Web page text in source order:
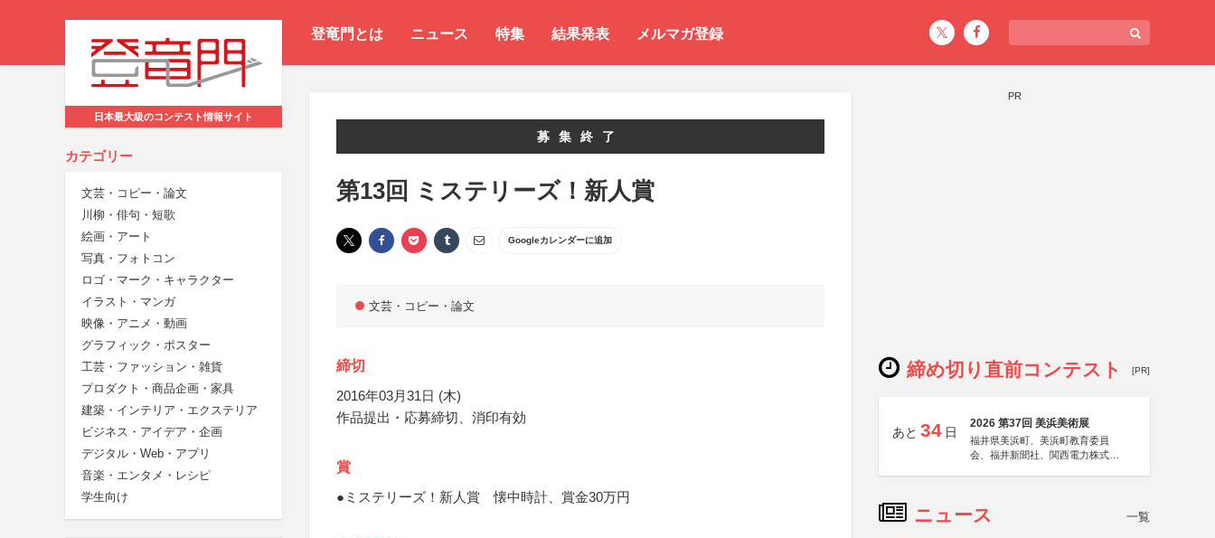
登竜門とは ニュース 特集 結果発表 メルマガ登録
日本最大級のコンテスト情報サイト
カテゴリー
文芸・コピー・論文
川柳・俳句・短歌
絵画・アート
写真・フォトコン
ロゴ・マーク・キャラクター
イラスト・マンガ
映像・アニメ・動画
グラフィック・ポスター
工芸・ファッション・雑貨
プロダクト・商品企画・家具
建築・インテリア・エクステリア
ビジネス・アイデア・企画
デジタル・Web・アプリ
音楽・エンタメ・レシピ
学生向け
募集終了
第13回 ミステリーズ！新人賞
Googleカレンダーに追加
文芸・コピー・論文
締切
2016年03月31日 (木)
作品提出・応募締切、消印有効
賞
●ミステリーズ！新人賞 懐中時計、賞金30万円
PR
締め切り直前コンテスト [PR]
あと 34 日
2026 第37回 美浜美術展
福井県美浜町、美浜町教育委員
会、福井新聞社、関西電力株式会
ニュース 一覧